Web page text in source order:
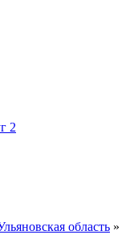
2
область »